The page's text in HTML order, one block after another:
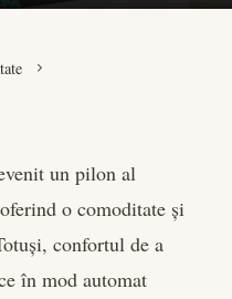
un pilon al
o comoditate și
confortul de a
în mod automat